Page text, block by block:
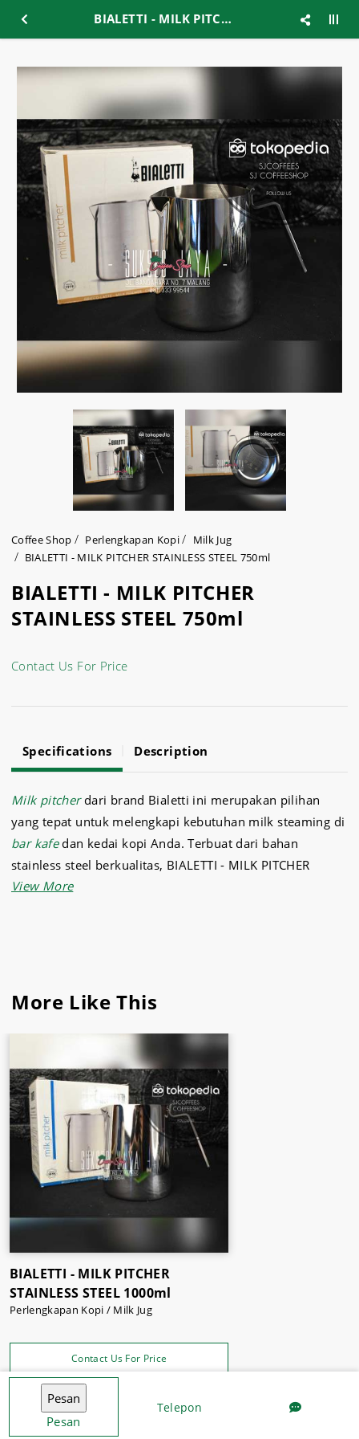
BIALETTI - MILK PITCHER STAINLESS STEEL 750ml
Coffee Shop Perlengkapan Kopi
Milk Jug
BIALETTI - MILK PITCHER STAINLESS STEEL 750ml
BIALETTI - MILK PITCHER
STAINLESS STEEL 750ml
Contact Us For Price
Specifications Description
Milk pitcherdari brand Bialetti ini merupakan pilihan
yang tepat untuk melengkapi kebutuhan milk steaming di
bar kafedan kedai kopi Anda. Terbuat dari bahan
stainless steel berkualitas, BIALETTI - MILK PITCHER
STAINLESS STEEL 750ml ini juga dilengkapi dengan lid
BIALETTI - MILK PITCHER STAINLESS STEEL 750ml dengan
adalah tempat yang tepat untuk menjadi
supplier berbagai kebutuhan bisnis Anda. Sukses Jaya,
Supermarket dan Supplier Mesin Kopi & Bahan Makanan
Malang.
Pesan
Telepon
More Like This
BIALETTI - MILK PITCHER
STAINLESS STEEL 1000ml
Perlengkapan Kopi / Milk Jug
Contact Us For Price